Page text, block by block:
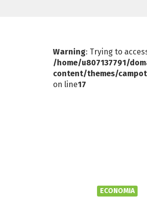
Warning: Trying to
/home/u807137791/
content/themes/
on line17
ECONOMIA